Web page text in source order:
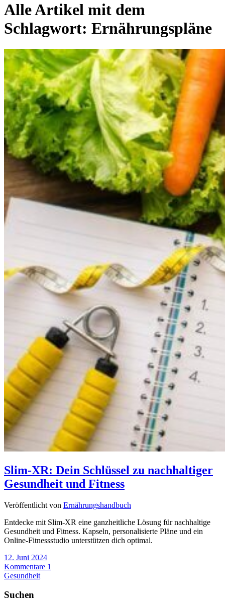
Alle Artikel mit dem
Schlagwort: Ernährungspläne
Slim-XR: Dein Schlüssel zu nachhaltiger
Gesundheit und Fitness
Veröffentlicht von Ernährungshandbuch
Entdecke mit Slim-XR eine ganzheitliche Lösung für nachhaltige
Gesundheit und Fitness. Kapseln, personalisierte Pläne und ein
Online-Fitnessstudio unterstützen dich optimal.
12. Juni 2024
Kommentare 1
Gesundheit
Suchen